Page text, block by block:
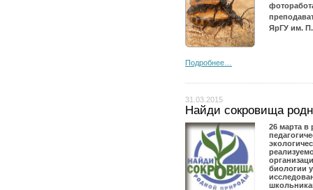
ЯрГУ им.
Подробнее…
31.03.2015
Найди сокровища
26 марта в
биологии